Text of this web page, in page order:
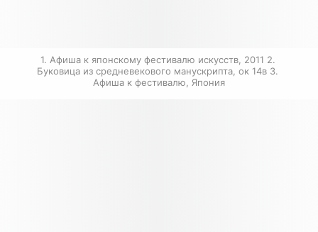
1. Афиша к японскому фестивалю искусств, 2011 2.
Буковица из средневекового манускрипта, ок 14в 3.
Афиша к фестивалю, Япония